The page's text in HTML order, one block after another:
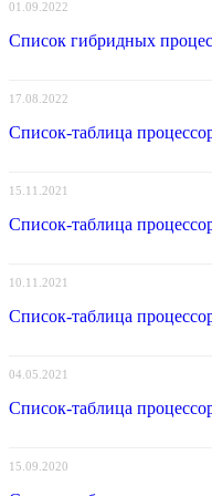
01.09.2022
Список гибридных
17.08.2022
Список-таблица
15.11.2021
Список-таблица
10.11.2021
Список-таблица
04.05.2021
Список-таблица
15.09.2020